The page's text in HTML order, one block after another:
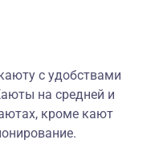
с удобствами
на средней и
кроме кают